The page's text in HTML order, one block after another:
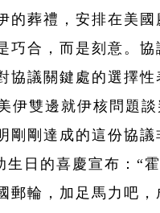
的葬禮，安排在美國
巧合，而是刻意。協
協議關鍵處的選擇性
伊雙邊就伊核問題
剛剛達成的這份協議
生日的喜慶宣布：“
郵輪，加足馬力吧，